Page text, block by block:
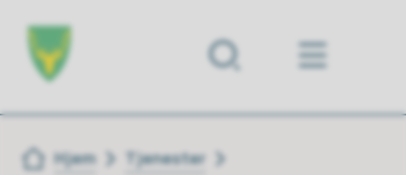
Forsiden
Du er her:
Hjem
Tjenester